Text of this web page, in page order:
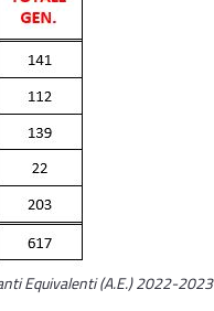
Equivalenti (A.E.) 2022-2023